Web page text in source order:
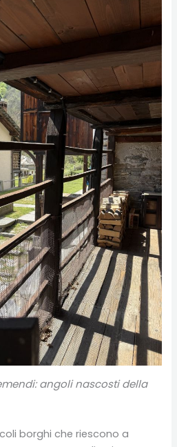
angoli nascosti della
borghi che riescono a